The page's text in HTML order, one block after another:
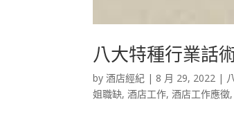
八大特種行業話
by酒店經紀 | 8 月 29, 2022 |
姐職缺,酒店工作,酒店工作應徵